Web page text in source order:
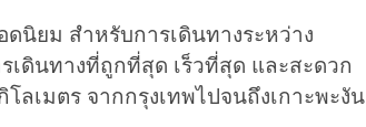
นิยม สำหรับการเดินทางระหว่าง
เดินทางที่ถูกที่สุด เร็วที่สุด และสะดวก
ลเมตร จากกรุงเทพไปจนถึงเกาะพะงัน